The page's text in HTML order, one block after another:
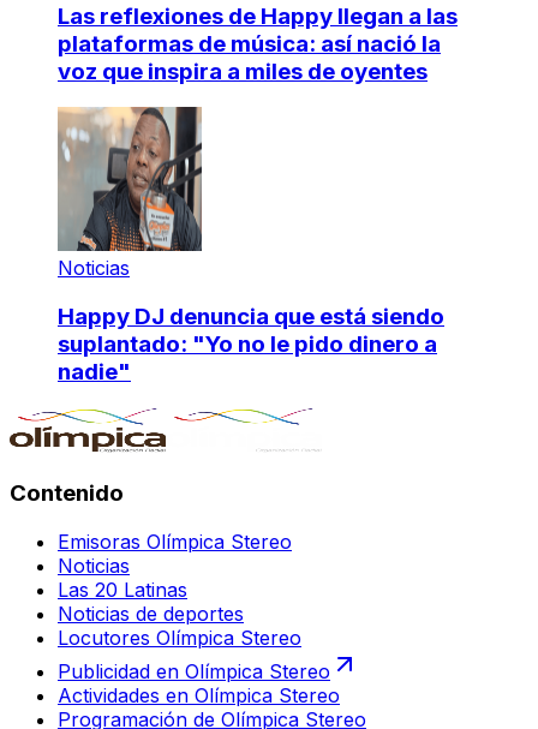
Las reflexiones de Happy llegan a las
plataformas de música: así nació la
voz que inspira a miles de oyentes
Noticias
Happy DJ denuncia que está siendo
suplantado: "Yo no le pido dinero a
nadie"
Contenido
Emisoras Olímpica Stereo
Noticias
Las 20 Latinas
Noticias de deportes
Locutores Olímpica Stereo
Publicidad en Olímpica Stereo
Actividades en Olímpica Stereo
Programación de Olímpica Stereo